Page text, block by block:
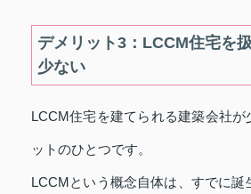
デメリット3：LCCM住宅を
少ない
LCCM住宅を建てられる建築会社が
ットのひとつです。
LCCMという概念自体は、すでに誕